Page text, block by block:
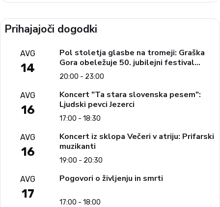
Prihajajoči dogodki
AVG
14
Pol stoletja glasbe na tromeji: Graška
Gora obeležuje 50. jubilejni festival
narodno-zabavne glasbe
20:00 - 23:00
AVG
16
Koncert "Ta stara slovenska pesem":
Ljudski pevci Jezerci
17:00 - 18:30
AVG
16
Koncert iz sklopa Večeri v atriju: Prifarski
muzikanti
19:00 - 20:30
AVG
17
Pogovori o življenju in smrti
17:00 - 18:00